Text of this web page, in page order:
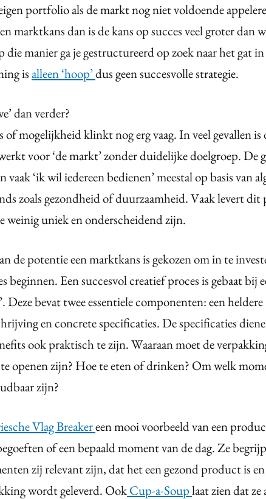
portfolio als de markt nog niet voldoende
marktkans dan is de kans op succes veel groter dan
die manier ga je gestructureerd op zoek naar het gat
isalleen ‘hoop’dus geen succesvolle strategie.
dan verder?
of mogelijkheid klinkt nog erg vaag. In veel gevallen
voor ‘de markt’ zonder duidelijke doelgroep. De
vaak ‘ik wil iedereen bedienen’ meestal op basis van
zoals gezondheid of duurzaamheid. Vaak levert
weinig uniek en onderscheidend zijn.
de potentie een marktkans is gekozen om in te
beginnen. Een succesvol creatief proces is gebaat bij
Deze bevat twee essentiele componenten: een heldere
en concrete specificaties. De specificaties
ook praktisch te zijn. Waaraan moet de
openen zijn? Hoe te eten of drinken? Om welk
zijn?
Vlag Breakereen mooi voorbeeld van een
of een bepaald moment van de dag. Ze
zij relevant zijn, dat het een gezond product is en
wordt geleverd. OokCup-a-Souplaat zien dat ze